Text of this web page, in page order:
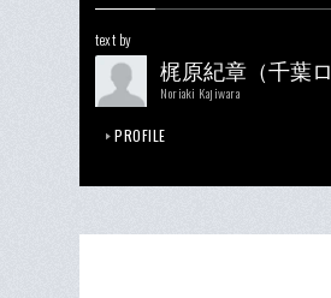
text by
梶原紀章（千葉
Noriaki Kajiwara
PROFILE